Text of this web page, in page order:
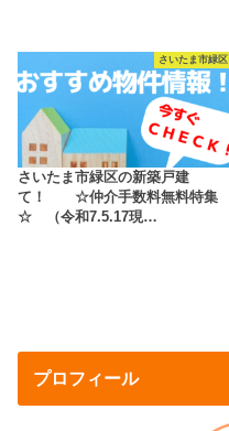
さいたま市緑区
さいたま市緑区の新築戸建
て！ ☆仲介手数料無料特集
☆ （令和7.5.17現…
プロフィール